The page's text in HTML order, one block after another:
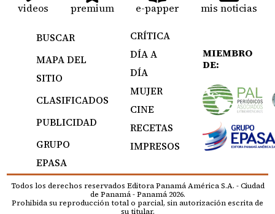
videos premium e-papper mis noticias
BUSCAR
MAPA DEL
SITIO
CLASIFICADOS
PUBLICIDAD
GRUPO
EPASA
CRÍTICA
DÍA A
DÍA
MUJER
CINE
RECETAS
IMPRESOS
MIEMBRO
DE:
Todos los derechos reservados Editora Panamá América S.A. - Ciudad
de Panamá - Panamá 2026.
Prohibida su reproducción total o parcial, sin autorización escrita de
su titular.